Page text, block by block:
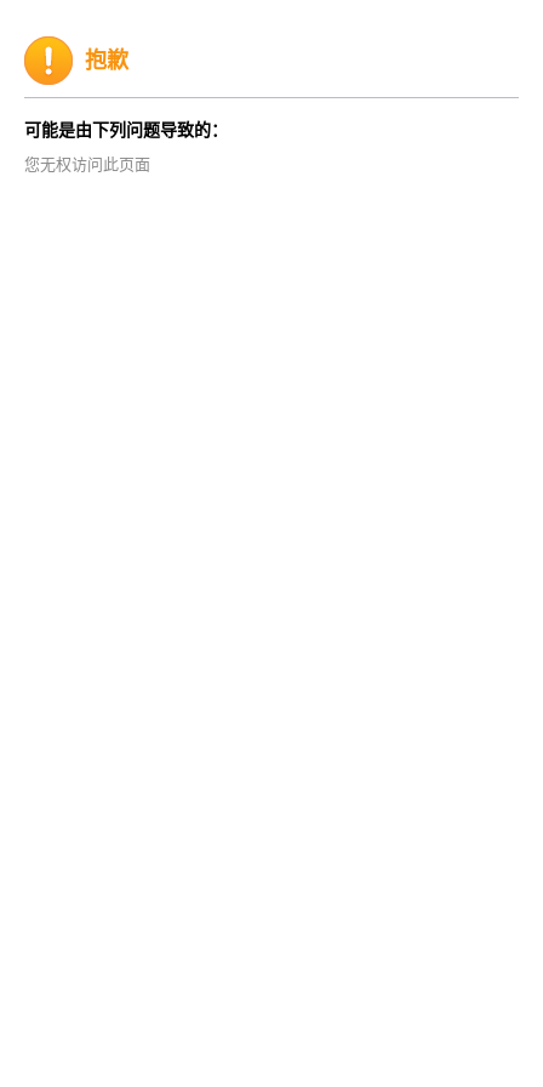
抱歉
可能是由下列问题导致的：
您无权访问此页面